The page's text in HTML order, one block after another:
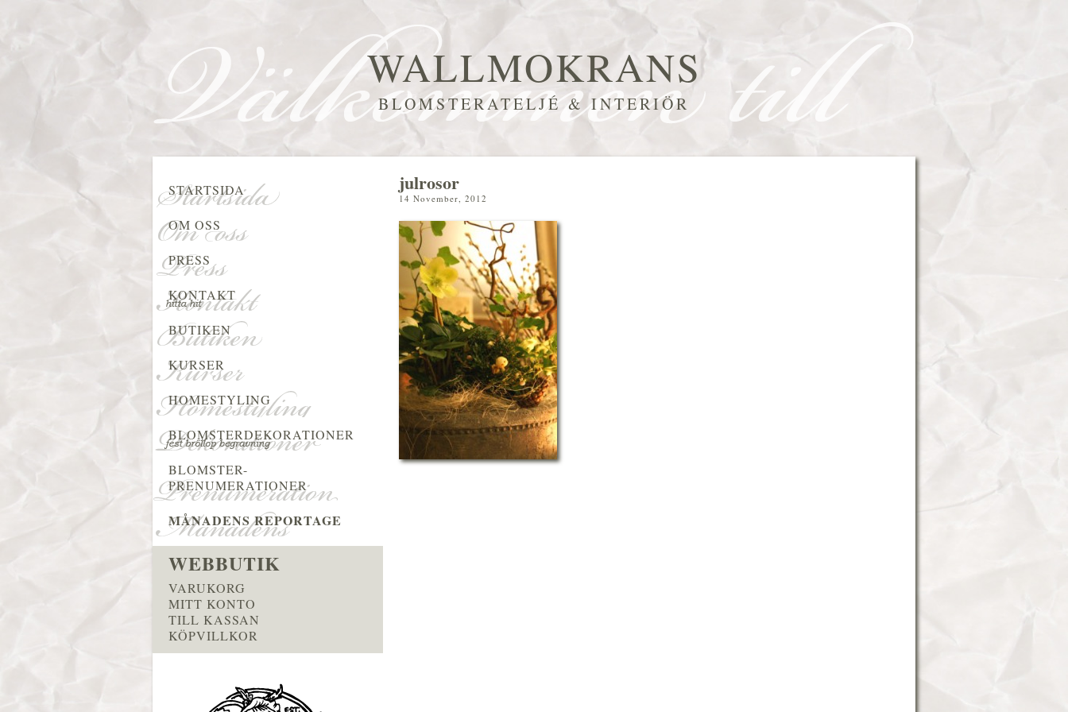
WALLMOKRANS
BLOMSTERATELJÉ & INTERIÖR
julrosor
14 November, 2012
STARTSIDA
OM OSS
PRESS
KONTAKT
BUTIKEN
KURSER
HOMESTYLING
BLOMSTERDEKORATIONER
BLOMSTER-
PRENUMERATIONER
MÅNADENS REPORTAGE
WEBBUTIK
VARUKORG
MITT KONTO
TILL KASSAN
KÖPVILLKOR